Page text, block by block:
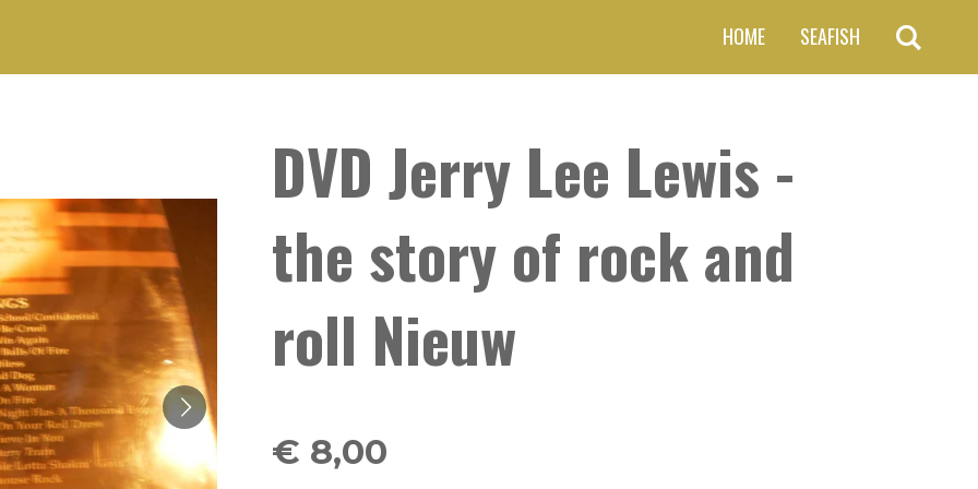
HOME SEAFISH
DVD Jerry Lee Lewis -
the story of rock and
roll Nieuw
€ 8,00